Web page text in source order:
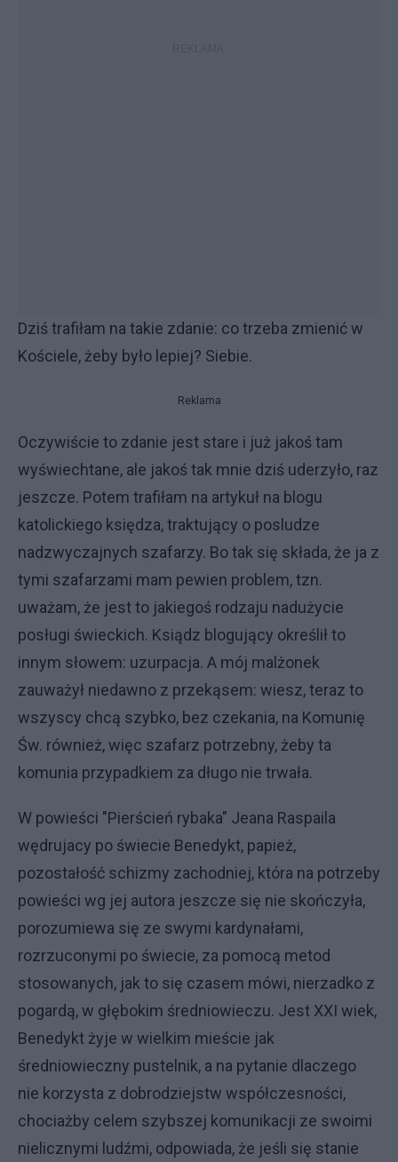
Dziś trafiłam na takie zdanie: co trzeba zmienić w
Kościele, żeby było lepiej? Siebie.
Reklama
Oczywiście to zdanie jest stare i już jakoś tam
wyświechtane, ale jakoś tak mnie dziś uderzyło, raz
jeszcze. Potem trafiłam na artykuł na blogu
katolickiego księdza, traktujący o posludze
nadzwyczajnych szafarzy. Bo tak się składa, że ja z
tymi szafarzami mam pewien problem, tzn.
uważam, że jest to jakiegoś rodzaju nadużycie
posługi świeckich. Ksiądz blogujący określił to
innym słowem: uzurpacja. A mój malżonek
zauważył niedawno z przekąsem: wiesz, teraz to
wszyscy chcą szybko, bez czekania, na Komunię
Św. również, więc szafarz potrzebny, żeby ta
komunia przypadkiem za długo nie trwała.
W powieści "Pierścień rybaka" Jeana Raspaila
wędrujacy po świecie Benedykt, papież,
pozostałość schizmy zachodniej, która na potrzeby
powieści wg jej autora jeszcze się nie skończyła,
porozumiewa się ze swymi kardynałami,
rozrzuconymi po świecie, za pomocą metod
stosowanych, jak to się czasem mówi, nierzadko z
pogardą, w głębokim średniowieczu. Jest XXI wiek,
Benedykt żyje w wielkim mieście jak
średniowieczny pustelnik, a na pytanie dlaczego
nie korzysta z dobrodziejstw współczesności,
chociażby celem szybszej komunikacji ze swoimi
nielicznymi ludźmi, odpowiada, że jeśli się stanie